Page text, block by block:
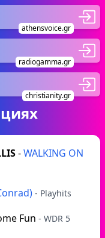
athensvoice.gr
radiogamma.gr
christianity.gr
-WALKING ON
- Playhits
Fun - WDR 5